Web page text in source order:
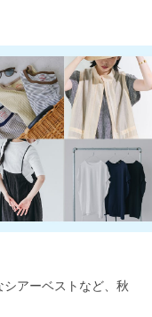
アーベストなど、秋